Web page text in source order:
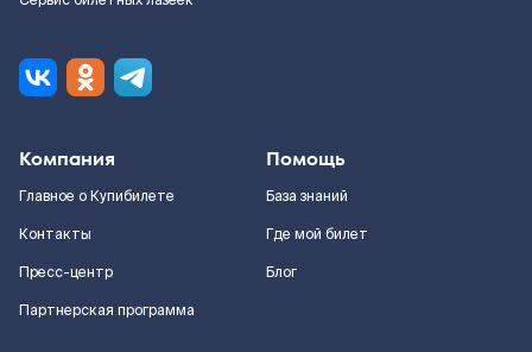
Компания
Главное о Купибилете
Контакты
Пресс-центр
Партнерская программа
Помощь
База знаний
Где мой билет
Блог